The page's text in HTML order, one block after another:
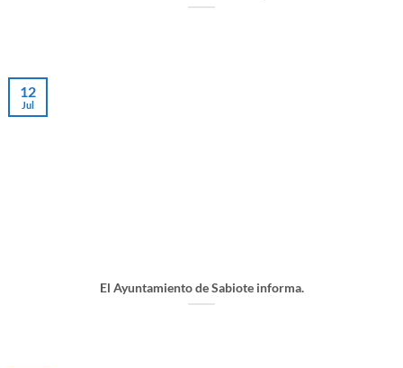
El Ayuntamiento de Sabiote informa.
12
Jul